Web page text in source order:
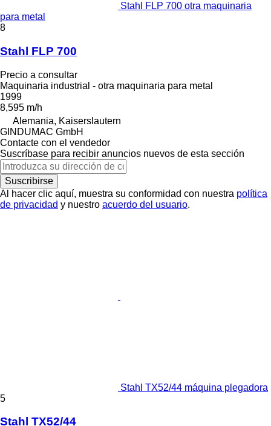
Stahl FLP 700 otra maquinaria
para metal
8
Stahl FLP 700
Precio a consultar
Maquinaria industrial - otra maquinaria para metal
1999
8,595 m/h
Alemania, Kaiserslautern
GINDUMAC GmbH
Contacte con el vendedor
Suscríbase para recibir anuncios nuevos de esta sección
Suscribirse
Al hacer clic aquí, muestra su conformidad con nuestra política
de privacidad y nuestro acuerdo del usuario.
Stahl TX52/44 máquina plegadora
5
Stahl TX52/44